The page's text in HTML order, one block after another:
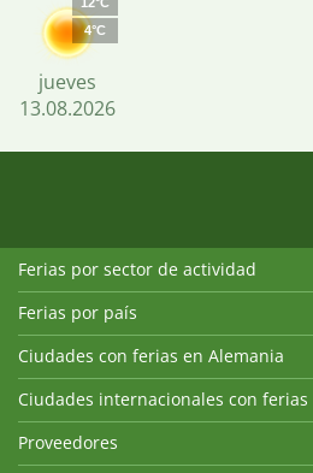
4°C
jueves
13.08.2026
Ferias por sector de actividad
Ferias por país
Ciudades con ferias en Alemania
Ciudades internacionales con ferias
Proveedores